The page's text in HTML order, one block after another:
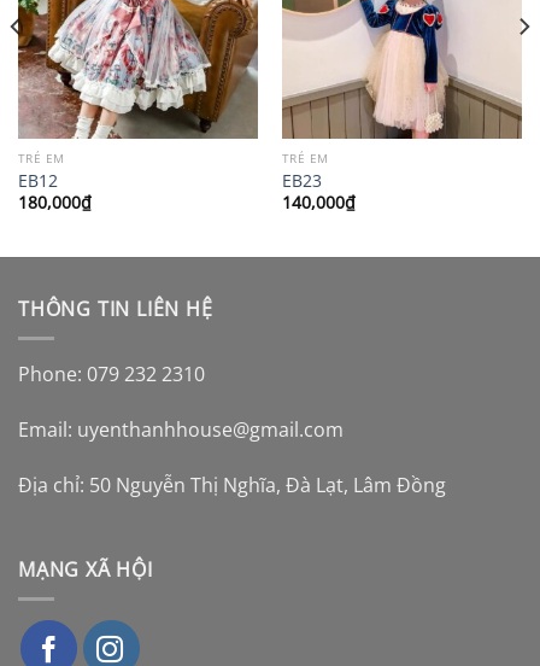
TRẺ EM
EB12
180,000₫
TRẺ EM
EB23
140,000₫
THÔNG TIN LIÊN HỆ
Phone: 079 232 2310
Email: uyenthanhhouse@gmail.com
Địa chỉ: 50 Nguyễn Thị Nghĩa, Đà Lạt, Lâm Đồng
MẠNG XÃ HỘI